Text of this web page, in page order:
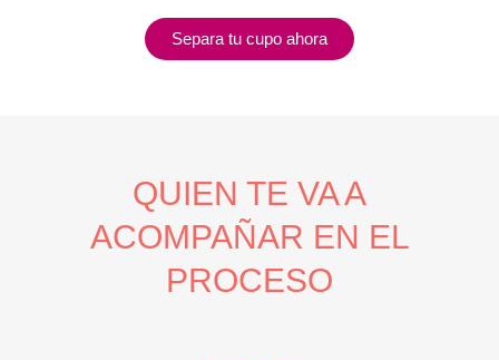
Separa tu cupo ahora
QUIEN TE VA A
ACOMPAÑAR EN EL
PROCESO